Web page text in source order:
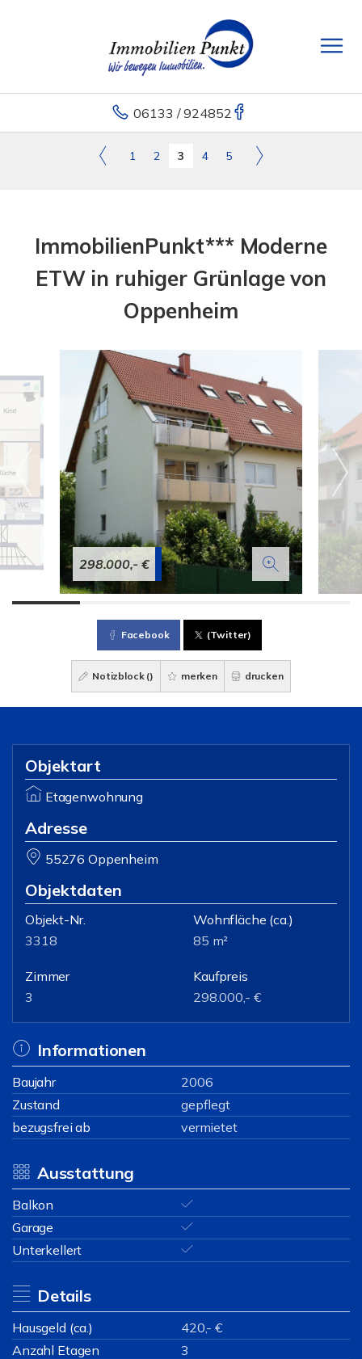
06133 / 924852
1 2 3 4 5
ImmobilienPunkt*** Moderne
ETW in ruhiger Grünlage von
Oppenheim
298.000,- €
Facebook (Twitter)
Notizblock () merken drucken
Objektart
Etagenwohnung
Adresse
55276 Oppenheim
Objektdaten
Objekt-Nr.
3318
Wohnfläche (ca.)
85 m²
Zimmer
3
Kaufpreis
298.000,- €
Informationen
Baujahr
2006
Zustand
gepflegt
bezugsfrei ab
vermietet
Ausstattung
Balkon
Garage
Unterkellert
Details
Hausgeld (ca.)
420,- €
Anzahl Etagen
3